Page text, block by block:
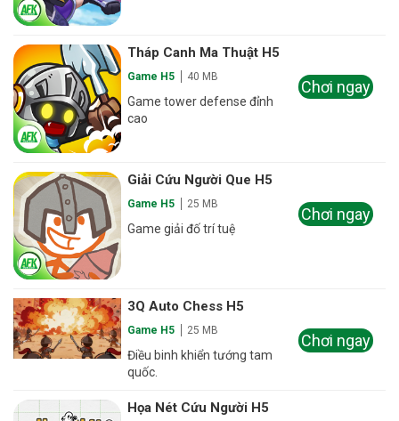
Tháp Canh Ma Thuật H5
Game H5 40 MB
Game tower defense đỉnh
cao
Chơi ngay
Giải Cứu Người Que H5
Game H5 25 MB
Game giải đố trí tuệ
Chơi ngay
3Q Auto Chess H5
Game H5 25 MB
Điều binh khiển tướng tam
quốc.
Chơi ngay
Họa Nét Cứu Người H5